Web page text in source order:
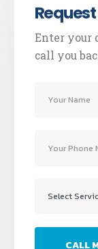
Enter your
call you